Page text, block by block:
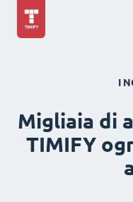
I
Migliaia di
TIMIFY